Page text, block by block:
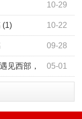
10-29
10-22
(1)
09-28
05-01
见西部，